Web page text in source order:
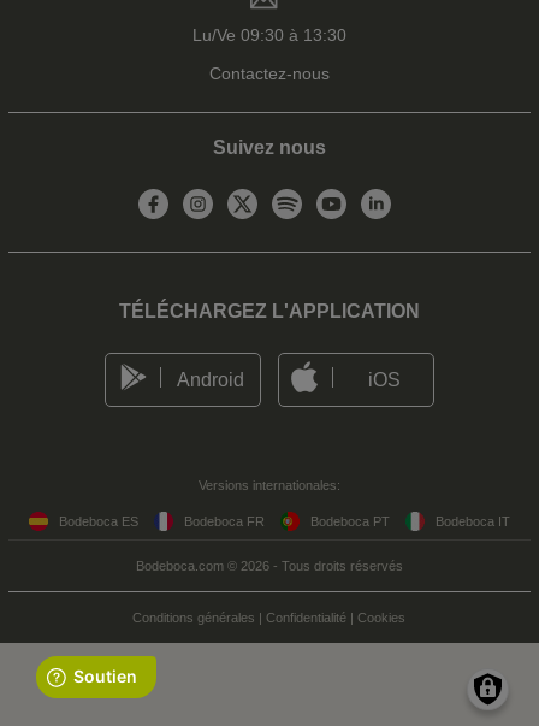
Lu/Ve 09:30 à 13:30
Contactez-nous
Suivez nous
TÉLÉCHARGEZ L'APPLICATION
Android iOS
Versions internationales:
Bodeboca ES Bodeboca FR Bodeboca PT Bodeboca IT
Bodeboca.com © 2026 - Tous droits réservés
Conditions générales | Confidentialité | Cookies